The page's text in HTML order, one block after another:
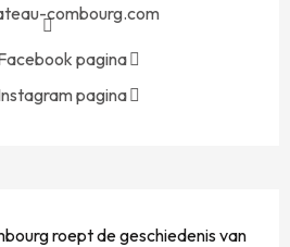
combourg.com
pagina
pagina
roept de geschiedenis van